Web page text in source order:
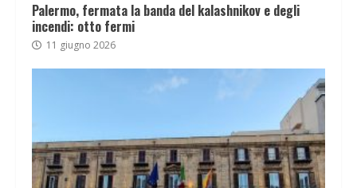
Palermo, fermata la banda del kalashnikov e degli
incendi: otto fermi
11 giugno 2026